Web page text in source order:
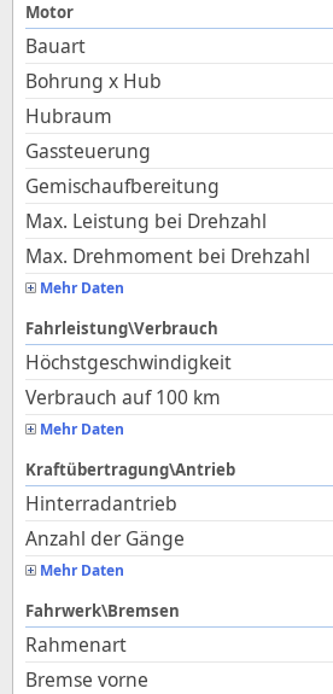
Motor
Bauart
Bohrung x Hub
Hubraum
Gassteuerung
Gemischaufbereitung
Max. Leistung bei Drehzahl
Max. Drehmoment bei Drehzahl
Mehr Daten
Fahrleistung\Verbrauch
Höchstgeschwindigkeit
Verbrauch auf 100 km
Mehr Daten
Kraftübertragung\Antrieb
Hinterradantrieb
Anzahl der Gänge
Mehr Daten
Fahrwerk\Bremsen
Rahmenart
Bremse vorne